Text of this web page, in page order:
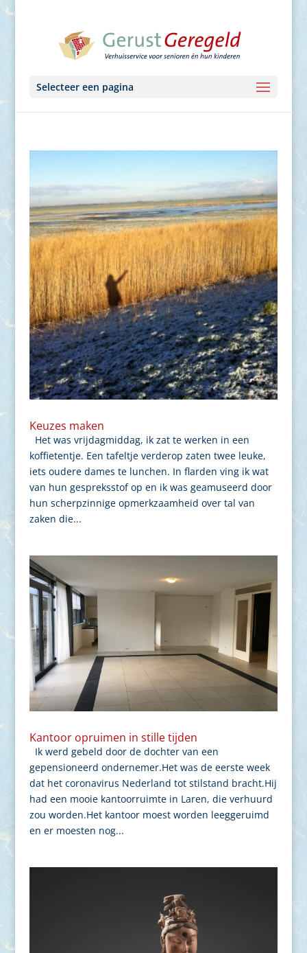
Selecteer een pagina
Keuzes maken
Het was vrijdagmiddag, ik zat te werken in een
koffietentje. Een tafeltje verderop zaten twee leuke,
iets oudere dames te lunchen. In flarden ving ik wat
van hun gespreksstof op en ik was geamuseerd door
hun scherpzinnige opmerkzaamheid over tal van
zaken die...
Kantoor opruimen in stille tijden
Ik werd gebeld door de dochter van een
gepensioneerd ondernemer.Het was de eerste week
dat het coronavirus Nederland tot stilstand bracht.Hij
had een mooie kantoorruimte in Laren, die verhuurd
zou worden.Het kantoor moest worden leeggeruimd
en er moesten nog...